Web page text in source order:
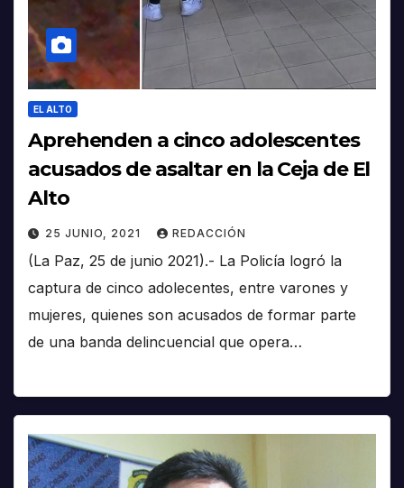
EL ALTO
Aprehenden a cinco adolescentes
acusados de asaltar en la Ceja de El
Alto
25 JUNIO, 2021 REDACCIÓN
(La Paz, 25 de junio 2021).- La Policía logró la
captura de cinco adolecentes, entre varones y
mujeres, quienes son acusados de formar parte
de una banda delincuencial que opera…